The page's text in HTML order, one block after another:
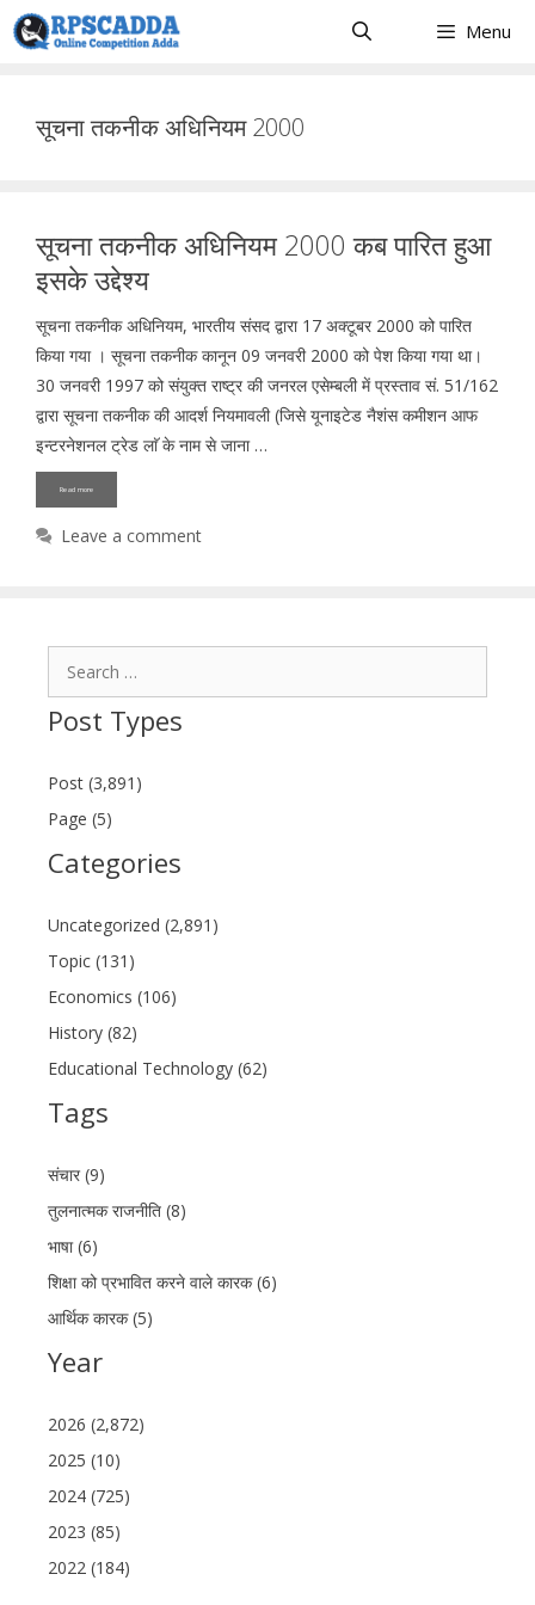
Skip
to
Menu
सूचना तकनीक अधिनियम 2000
सूचना तकनीक अधिनियम 2000 कब पारित हुआ
इसके उद्देश्य
सूचना तकनीक अधिनियम, भारतीय संसद द्वारा 17 अक्टूबर 2000 को पारित
किया गया । सूचना तकनीक कानून 09 जनवरी 2000 को पेश किया गया था।
30 जनवरी 1997 को संयुक्त राष्ट्र की जनरल एसेम्बली में प्रस्ताव सं. 51/162
द्वारा सूचना तकनीक की आदर्श नियमावली (जिसे यूनाइटेड नैशंस कमीशन आफ
इन्टरनेशनल ट्रेड लाॅ के नाम से जाना …
Read more
Leave a comment
Post Types
Post (3,891)
Page (5)
Categories
Uncategorized (2,891)
Topic (131)
Economics (106)
History (82)
Educational Technology (62)
Tags
संचार (9)
तुलनात्मक राजनीति (8)
भाषा (6)
शिक्षा को प्रभावित करने वाले कारक (6)
आर्थिक कारक (5)
Year
2026 (2,872)
2025 (10)
2024 (725)
2023 (85)
2022 (184)